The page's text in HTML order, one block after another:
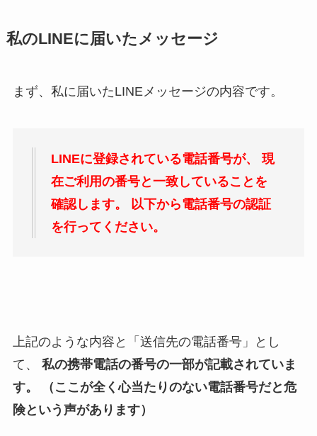
私のLINEに届いたメッセージ
まず、私に届いたLINEメッセージの内容です。
LINEに登録されている電話番号が、
現
在ご利用の番号と一致していることを
確認します。
以下から電話番号の認証
を行ってください。
上記のような内容と「送信先の電話番号」とし
て、
私の携帯電話の番号の一部が記載されていま
す。
（ここが全く心当たりのない電話番号だと危
険という声があります）